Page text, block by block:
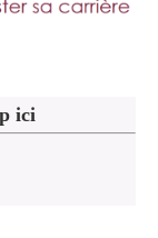
ici